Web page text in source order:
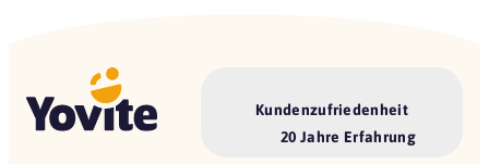
Kundenzufriedenheit
20 Jahre Erfahrung